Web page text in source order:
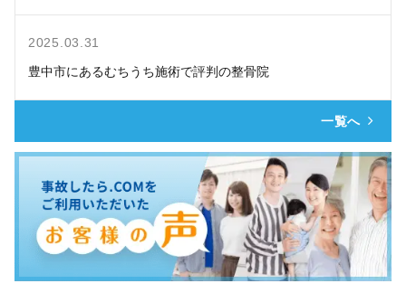
2025.03.31
豊中市にあるむちうち施術で評判の整骨院
一覧へ